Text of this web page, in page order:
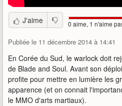
J'aime 0 aime, 1 n'aime
Publiée le 11 décembre 2014 à 14:41
En Corée du Sud, le warlock doit
de Blade and Soul. Avant son
profite pour mettre en lumière les
apparence (et on connait
le MMO d'arts martiaux).